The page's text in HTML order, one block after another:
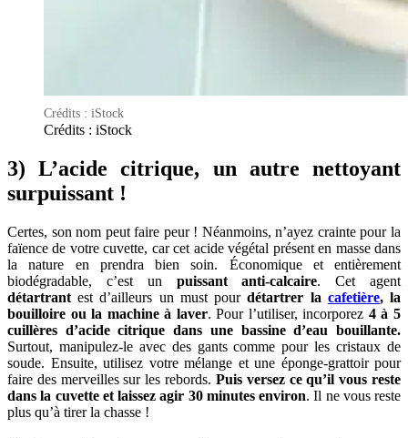
Crédits : iStock
Crédits : iStock
3) L’acide citrique, un autre nettoyant
surpuissant !
Certes, son nom peut faire peur ! Néanmoins, n’ayez crainte pour la
faïence de votre cuvette, car cet acide végétal présent en masse dans
la nature en prendra bien soin. Économique et entièrement
biodégradable, c’est un puissant anti-calcaire. Cet agent
détartrant est d’ailleurs un must pourdétartrer la cafetière, la
bouilloire ou la machine à laver. Pour l’utiliser, incorporez 4 à 5
cuillères d’acide citrique dans une bassine d’eau bouillante.
Surtout, manipulez-le avec des gants comme pour les cristaux de
soude. Ensuite, utilisez votre mélange et une éponge-grattoir pour
faire des merveilles sur les rebords. Puis versez ce qu’il vous reste
dans la cuvette et laissez agir 30 minutes environ. Il ne vous reste
plus qu’à tirer la chasse !